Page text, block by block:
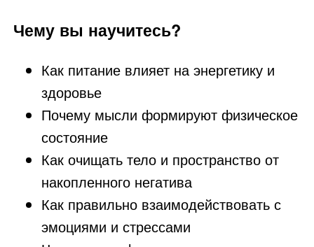
Чему вы научитесь?
Как питание влияет на энергетику и
здоровье
Почему мысли формируют физическое
состояние
Как очищать тело и пространство от
накопленного негатива
Как правильно взаимодействовать с
эмоциями и стрессами